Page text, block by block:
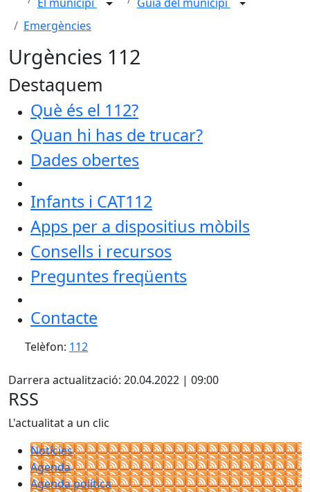
Emergències
Urgències 112
Destaquem
Què és el 112?
Quan hi has de trucar?
Dades obertes
Infants i CAT112
Apps per a dispositius mòbils
Consells i recursos
Preguntes freqüents
Contacte
Telèfon: 112
Darrera actualització: 20.04.2022 | 09:00
RSS
L'actualitat a un clic
Notícies
Agenda
Agenda política